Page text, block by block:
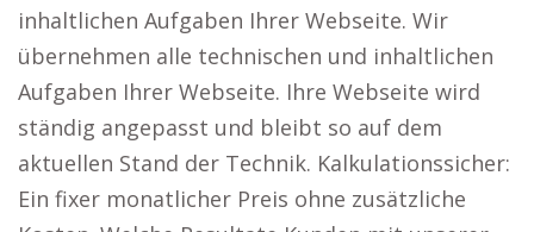
inhaltlichen Aufgaben Ihrer Webseite. Wir
übernehmen alle technischen und inhaltlichen
Aufgaben Ihrer Webseite. Ihre Webseite wird
ständig angepasst und bleibt so auf dem
aktuellen Stand der Technik. Kalkulationssicher:
Ein fixer monatlicher Preis ohne zusätzliche